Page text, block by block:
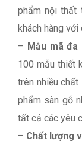
phẩm nội thất
khách hàng với
– Mẫu mã đa
100 mẫu thiết
trên nhiều
phẩm sàn gỗ
tất cả các yêu
– Chất lượng